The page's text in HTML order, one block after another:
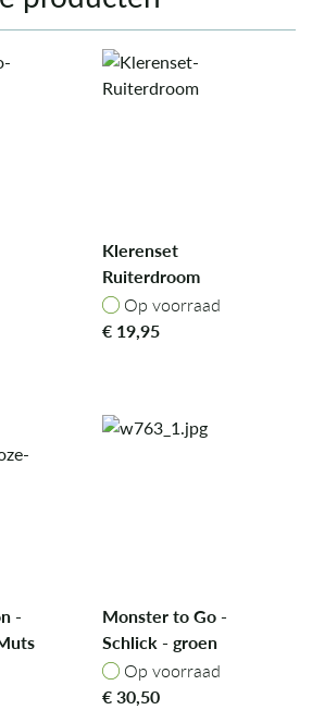
Klerenset
Ruiterdroom
Op voorraad
Op voorraad
€ 19,95
-
Monster to Go -
Schlick - groen
Op voorraad
Op voorraad
€30,50